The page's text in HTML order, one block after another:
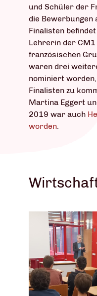
und Schüler der
die Bewerbungen
Finalisten
Lehrerin der
französischen
waren drei
nominiert
Finalisten zu
Martina Eggert
2019 war auch
worden.